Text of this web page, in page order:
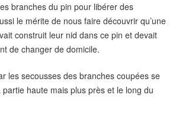
branches du pin pour libérer des
le mérite de nous faire découvrir qu’une
construit leur nid dans ce pin et devait
de changer de domicile.
les secousses des branches coupées se
haute mais plus près et le long du